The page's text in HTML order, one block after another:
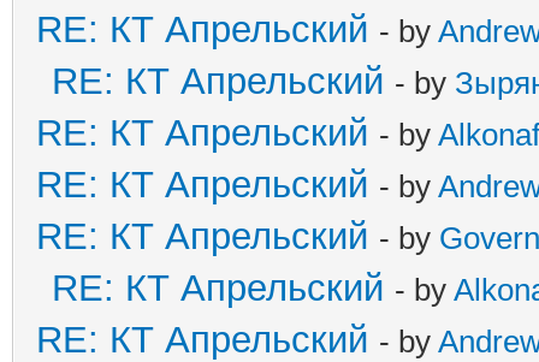
RE: КТ Апрельский - by
RE: КТ Апрельский - by
RE: КТ Апрельский - by
RE: КТ Апрельский - by
RE: КТ Апрельский - by
RE: КТ Апрельский - by
RE: КТ Апрельский - by